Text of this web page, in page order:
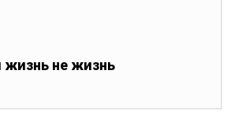
жизнь не жизнь